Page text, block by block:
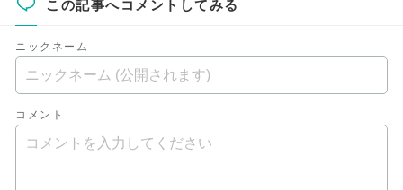
この記事へコメントしてみる
ニックネーム
コメント